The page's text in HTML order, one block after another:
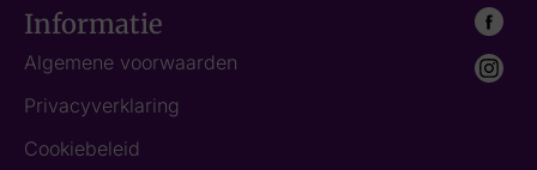
Informatie
Algemene voorwaarden
Privacyverklaring
Cookiebeleid